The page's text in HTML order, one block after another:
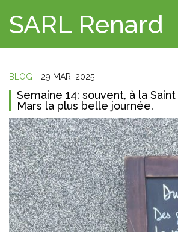
SARL Renard
BLOG 29 MAR, 2025
Semaine 14: souvent, à la
Mars la plus belle journée.